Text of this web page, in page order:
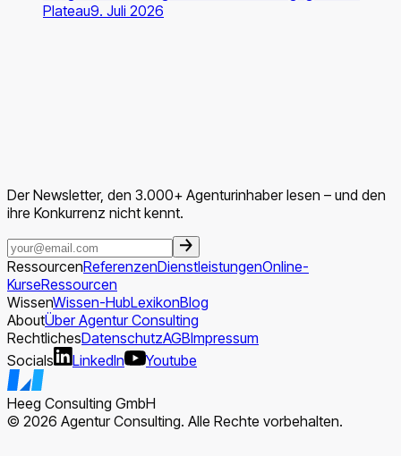
Plateau9. Juli 2026
Der Newsletter, den 3.000+ Agenturinhaber lesen – und den
ihre Konkurrenz nicht kennt.
RessourcenReferenzenDienstleistungenOnline-
KurseRessourcen
WissenWissen-HubLexikonBlog
AboutÜber Agentur Consulting
RechtlichesDatenschutzAGBImpressum
Socials
LinkedIn Youtube
Heeg Consulting GmbH
© 2026 Agentur Consulting. Alle Rechte vorbehalten.